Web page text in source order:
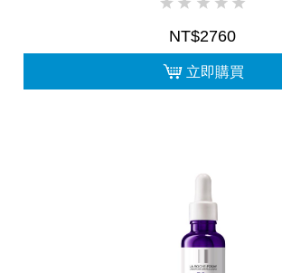
NT$2760
立即購買